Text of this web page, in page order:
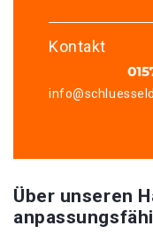
Kontakt
Über unseren